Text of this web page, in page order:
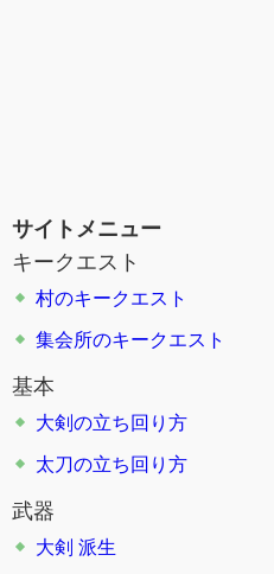
サイトメニュー
キークエスト
村のキークエスト
集会所のキークエスト
基本
大剣の立ち回り方
太刀の立ち回り方
武器
大剣 派生